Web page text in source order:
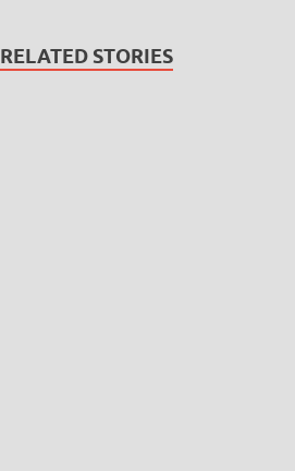
RELATED STORIES